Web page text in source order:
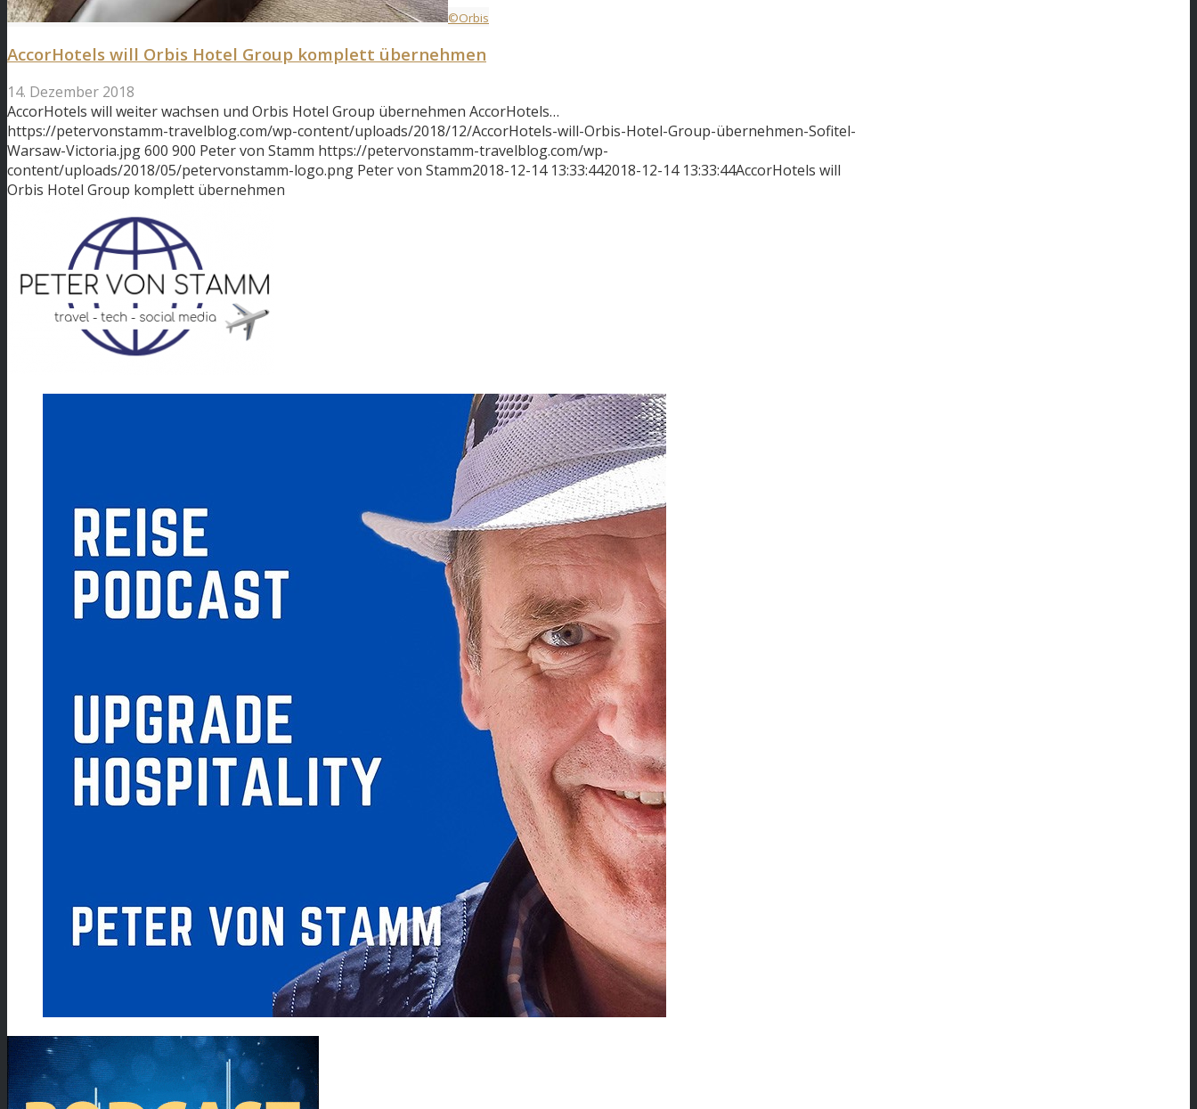
©Orbis
AccorHotels will Orbis Hotel Group komplett übernehmen
14. Dezember 2018
AccorHotels will weiter wachsen und Orbis Hotel Group übernehmen AccorHotels…
https://petervonstamm-travelblog.com/wp-content/uploads/2018/12/AccorHotels-will-Orbis-Hotel-Group-übernehmen-Sofitel-
Warsaw-Victoria.jpg600 900 Peter von Stamm https://petervonstamm-travelblog.com/wp-
content/uploads/2018/05/petervonstamm-logo.png Peter von Stamm2018-12-14 13:33:442018-12-14 13:33:44AccorHotels will
Orbis Hotel Group komplett übernehmen